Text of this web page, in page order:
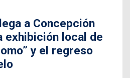
a Concepción
exhibición local de
y el regreso